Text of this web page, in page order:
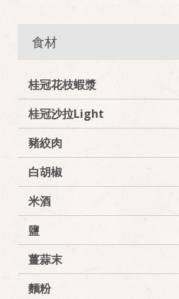
食材
桂冠花枝蝦漿
桂冠沙拉Light
豬絞肉
白胡椒
米酒
鹽
薑蒜末
麵粉